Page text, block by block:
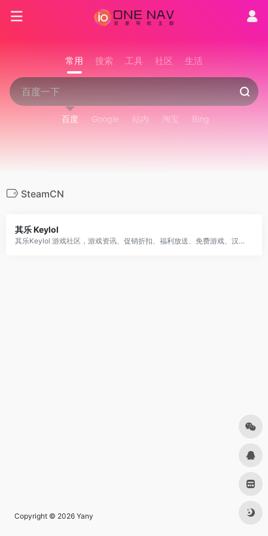
常用 搜索 工具 社区 生活
百度 Google 站内 淘宝 Bing
SteamCN
其乐 Keylol
其乐Keylol 游戏社区，游戏资讯、促销折扣、福利放送、免费游戏、汉化补丁、吹水剁手、攻略评测等应有尽有，Steam/Origin/Epic/Uplay/XGP for PC 等正版玩家的大本营!
Copyright © 2026 Yany